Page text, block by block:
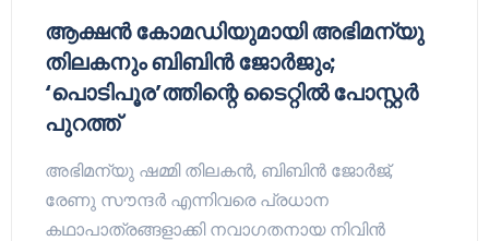
ആക്ഷൻ കോമഡിയുമായി അഭിമന്യു
തിലകനും ബിബിൻ ജോർജും;
‘പൊടിപൂര’ത്തിന്റെ ടൈറ്റിൽ പോസ്റ്റർ
പുറത്ത്
അഭിമന്യു ഷമ്മി തിലകൻ, ബിബിൻ ജോർജ്,
രേണു സൗന്ദർ എന്നിവരെ പ്രധാന
കഥാപാത്രങ്ങളാക്കി നവാഗതനായ നിവിൻ